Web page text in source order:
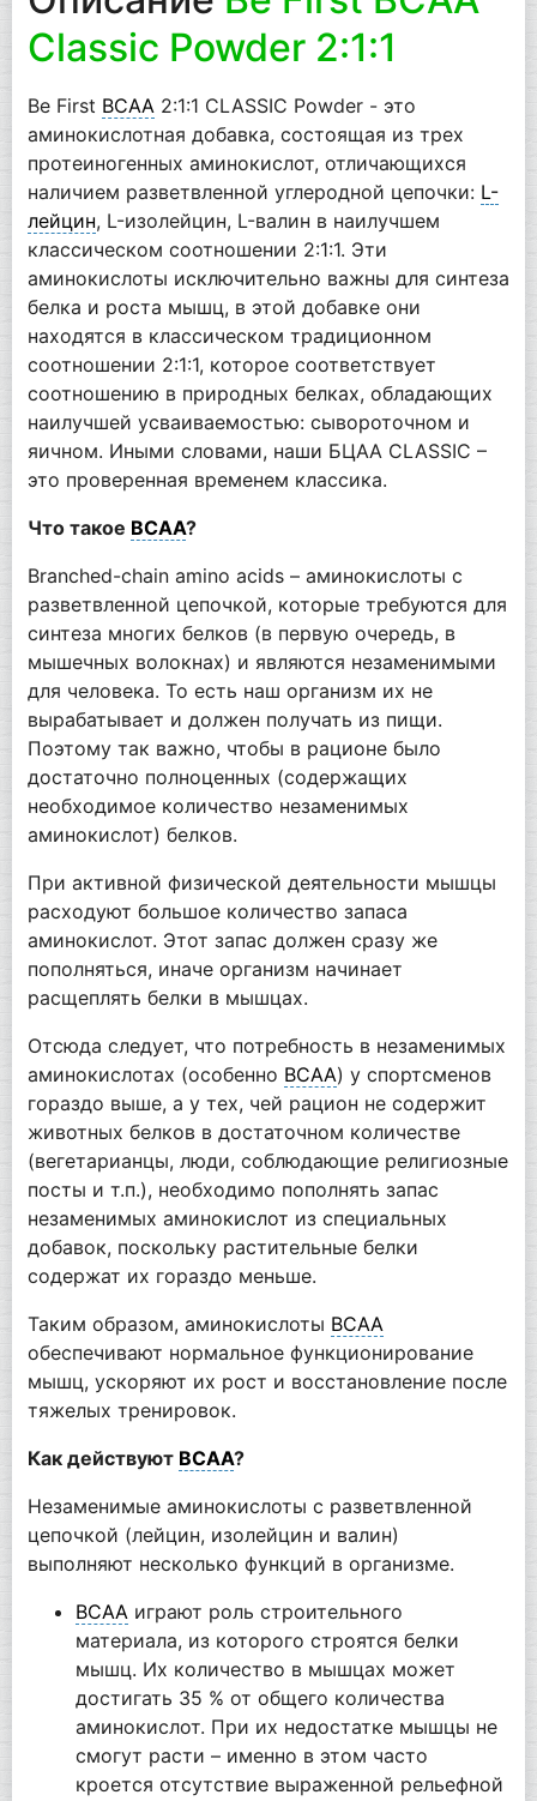
Classic Powder 2:1:1
Be First BCAA 2:1:1 CLASSIC Powder - это
аминокислотная добавка, состоящая из трех
протеиногенных аминокислот, отличающихся
наличием разветвленной углеродной цепочки: L-
лейцин, L-изолейцин, L-валин в наилучшем
классическом соотношении 2:1:1. Эти
аминокислоты исключительно важны для синтеза
белка и роста мышц, в этой добавке они
находятся в классическом традиционном
соотношении 2:1:1, которое соответствует
соотношению в природных белках, обладающих
наилучшей усваиваемостью: сывороточном и
яичном. Иными словами, наши БЦАА CLASSIC –
это проверенная временем классика.
Что такое BCAA?
Branched-chain amino acids – аминокислоты с
разветвленной цепочкой, которые требуются для
синтеза многих белков (в первую очередь, в
мышечных волокнах) и являются незаменимыми
для человека. То есть наш организм их не
вырабатывает и должен получать из пищи.
Поэтому так важно, чтобы в рационе было
достаточно полноценных (содержащих
необходимое количество незаменимых
аминокислот) белков.
При активной физической деятельности мышцы
расходуют большое количество запаса
аминокислот. Этот запас должен сразу же
пополняться, иначе организм начинает
расщеплять белки в мышцах.
Отсюда следует, что потребность в незаменимых
аминокислотах (особенно BCAA) у спортсменов
гораздо выше, а у тех, чей рацион не содержит
животных белков в достаточном количестве
(вегетарианцы, люди, соблюдающие религиозные
посты и т.п.), необходимо пополнять запас
незаменимых аминокислот из специальных
добавок, поскольку растительные белки
содержат их гораздо меньше.
Таким образом, аминокислоты BCAA
обеспечивают нормальное функционирование
мышц, ускоряют их рост и восстановление после
тяжелых тренировок.
Как действуют BCAA?
Незаменимые аминокислоты с разветвленной
цепочкой (лейцин, изолейцин и валин)
выполняют несколько функций в организме.
BCAA играют роль строительного
материала, из которого строятся белки
мышц. Их количество в мышцах может
достигать 35 % от общего количества
аминокислот. При их недостатке мышцы не
смогут расти – именно в этом часто
кроется отсутствие выраженной рельефной